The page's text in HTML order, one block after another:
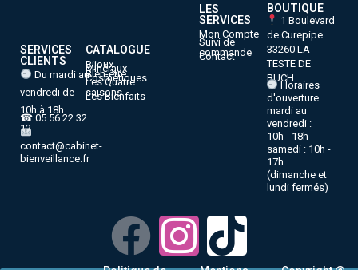
SERVICES
CLIENTS
Du mardi au
vendredi de
10h à 18h
☎ 05 56 22 32
12
contact@cabinet-
bienveillance.fr
CATALOGUE
Bijoux
Minéraux
Bien-être
Cosmétiques
Les Quatre
saisons
Les Bienfaits
LES
SERVICES
Mon Compte
Suivi de
commande
Contact
BOUTIQUE
1 Boulevard
de Curepipe
33260 LA
TESTE DE
BUCH
Horaires
d'ouverture
mardi au
vendredi :
10h - 18h
samedi : 10h -
17h
(dimanche et
lundi fermés)